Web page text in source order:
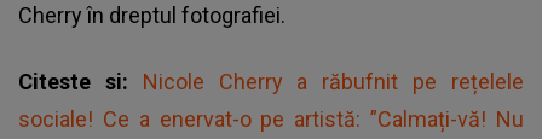
Cherry în dreptul fotografiei.
Citeste si: Nicole Cherry a răbufnit pe rețelele
sociale! Ce a enervat-o pe artistă: ”Calmați-vă! Nu